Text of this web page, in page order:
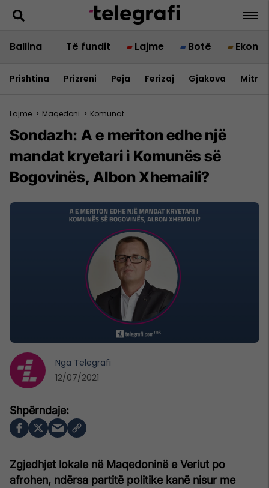
Ballina Të fundit Lajme Botë
Prishtina Prizreni Peja Ferizaj Gjakova
Lajme > Maqedoni > Komunat
Sondazh: A e meriton edhe një
mandat kryetari i Komunës së
Bogovinës, Albon Xhemaili?
Zgjedhjet lokale në Maqedoninë e Veriut po
afrohen, ndërsa partitë politike kanë nisur me
Nga Telegrafi
12/07/2021